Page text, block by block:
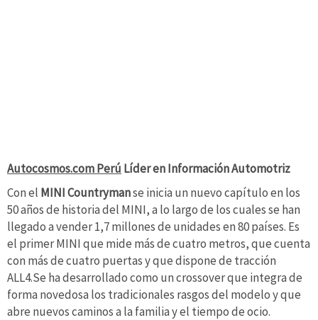
Autocosmos.com Perú Líder en Información Automotriz
Con el MINI Countrymanse inicia un nuevo capítulo en los
50 años de historia del MINI, a lo largo de los cuales se han
llegado a vender 1,7 millones de unidades en 80 países. Es
el primer MINI que mide más de cuatro metros, que cuenta
con más de cuatro puertas y que dispone de tracción
ALL4.Se ha desarrollado como un crossover que integra de
forma novedo­sa los tradicionales rasgos del modelo y que
abre nue­vos caminos a la familia y el tiempo de ocio.